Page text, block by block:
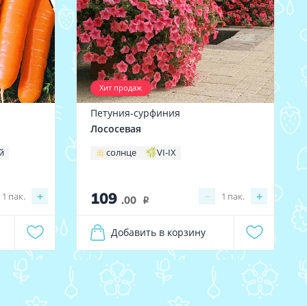
+
1 пак.
Хит продаж
Петуния-сурфиния
Лососевая
солнце VI-IX
109 .00 i − +
1 пак.
Добавить в корзину